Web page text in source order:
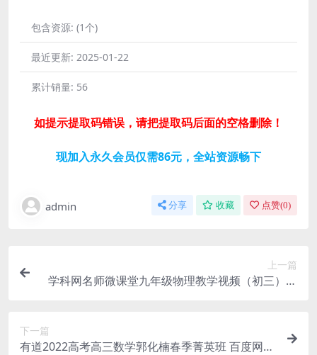
包含资源: (1个)
最近更新: 2025-01-22
累计销量: 56
如提示提取码错误，请把提取码后面的空格删除！
现加入永久会员仅需86元，全站资源畅下
admin 分享 收藏 点赞(0)
上一篇
学科网名师微课堂九年级物理教学视频（初三）百
下一篇
有道2022高考高三数学郭化楠春季菁英班 百度网盘